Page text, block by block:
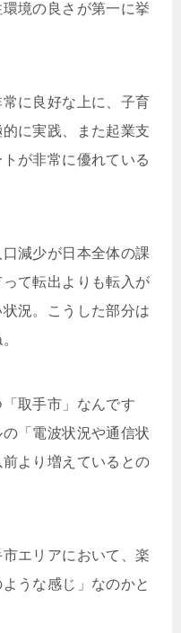
境の良さが第一に挙
に良好な上に、子育
に実践、また起業支
が非常に優れている
減少が日本全体の課
て転出よりも転入が
況。こうした部分は
取手市」なんです
「電波状況や通信状
より増えているとの
エリアにおいて、楽
うな感じ」なのかと